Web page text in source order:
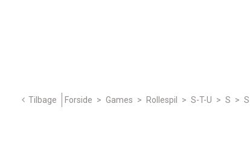
Tilbage Forside > Games > Rollespil > S-T-U > S > S